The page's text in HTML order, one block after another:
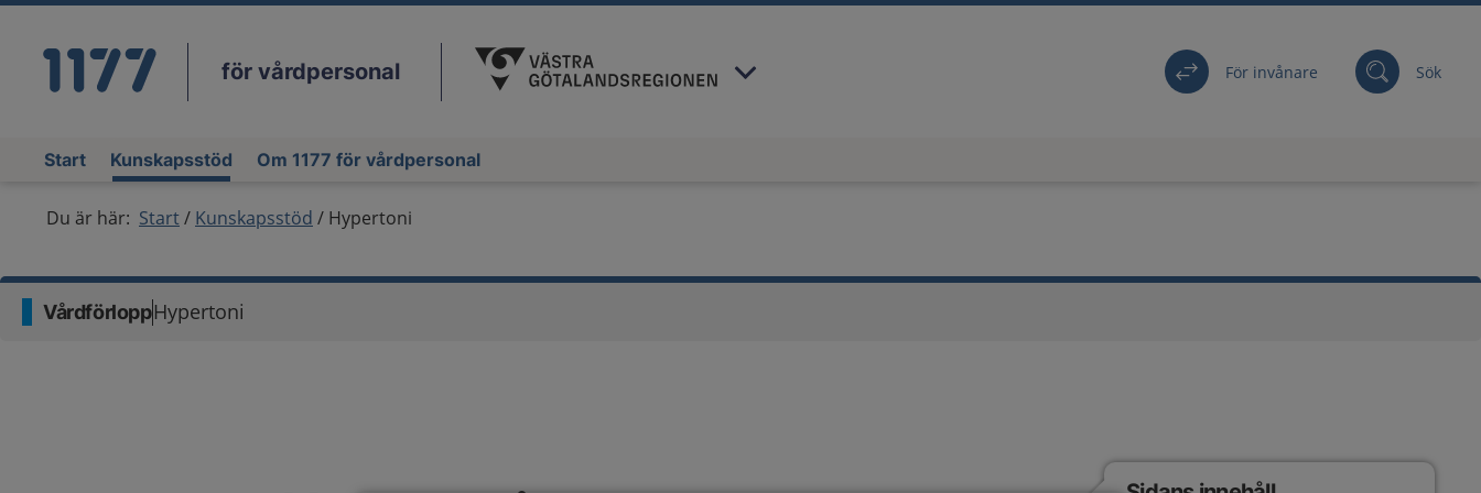
för vårdpersonal Du har valt regionVästra Götaland För invånare Sök
Start Kunskapsstöd Om 1177 för vårdpersonal
Du är här: Start Kunskapsstöd Hypertoni
VårdförloppHypertoni